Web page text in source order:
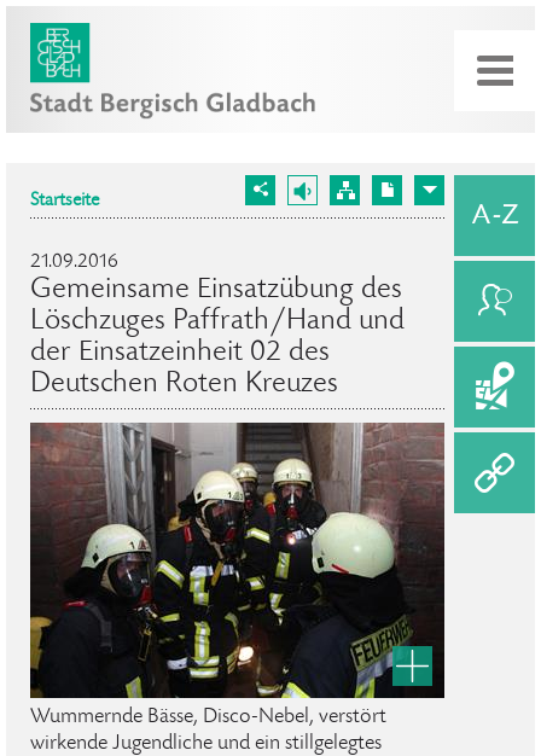
Startseite
21.09.2016
Gemeinsame Einsatzübung des
Löschzuges Paffrath/Hand und
der Einsatzeinheit 02 des
Deutschen Roten Kreuzes
Wummernde Bässe, Disco-Nebel, verstört
wirkende Jugendliche und ein stillgelegtes